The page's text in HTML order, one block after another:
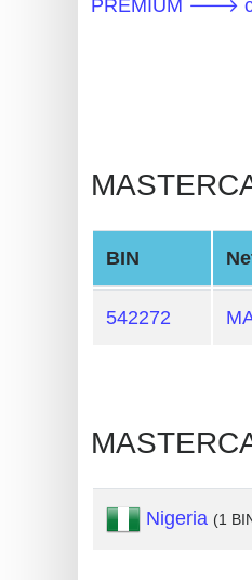
CC
Card
Credit
Card
Generator
Generator
Generate
Credit
Card
PREMIUM 🡒
BIN
542272
Nigeria (1